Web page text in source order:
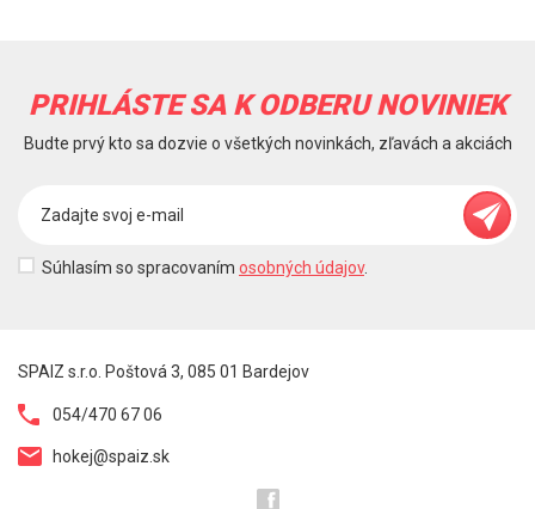
PRIHLÁSTE SA K ODBERU NOVINIEK
Budte prvý kto sa dozvie o všetkých novinkách, zľavách a akciách
Súhlasím so spracovaním osobných údajov.
SPAIZ s.r.o. Poštová 3, 085 01 Bardejov
054/470 67 06
hokej@spaiz.sk